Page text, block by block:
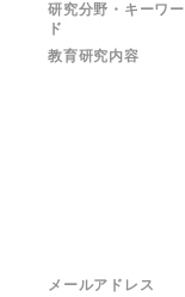
研究分野・キーワー
ド
教育研究内容
メールアドレス